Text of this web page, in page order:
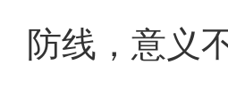
防线，意义